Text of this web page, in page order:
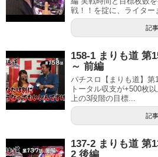
戦！！を掟に、ライター
記
158-1 まりも道 第
～ 前編
パチスロ【まりも道】
トータル収支が+500枚
上の3段階の目標...
記
137-2 まりも道 第
2 後編